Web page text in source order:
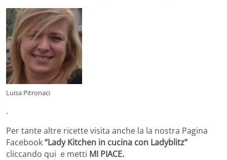
Luisa Pitronaci
.
Per tante altre ricette visita anche la la nostra Pagina
Facebook“Lady Kitchen in cucina con Ladyblitz”
cliccando qui e metti MI PIACE.